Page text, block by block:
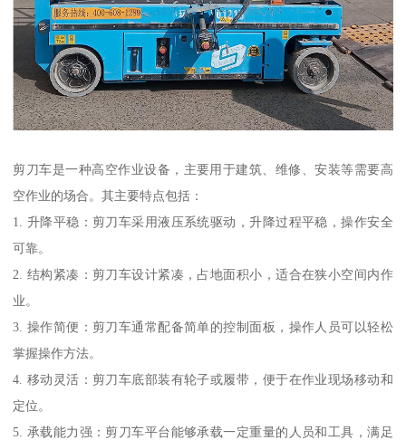
剪刀车是一种高空作业设备，主要用于建筑、维修、安装等需要高
空作业的场合。其主要特点包括：
1. 升降平稳：剪刀车采用液压系统驱动，升降过程平稳，操作安全
可靠。
2. 结构紧凑：剪刀车设计紧凑，占地面积小，适合在狭小空间内作
业。
3. 操作简便：剪刀车通常配备简单的控制面板，操作人员可以轻松
掌握操作方法。
4. 移动灵活：剪刀车底部装有轮子或履带，便于在作业现场移动和
定位。
5. 承载能力强：剪刀车平台能够承载一定重量的人员和工具，满足